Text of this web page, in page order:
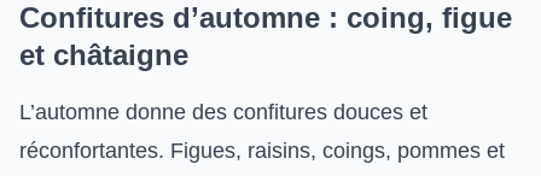
Confitures d’automne : coing, figue
et châtaigne
L’automne donne des confitures douces et
réconfortantes. Figues, raisins, coings, pommes et